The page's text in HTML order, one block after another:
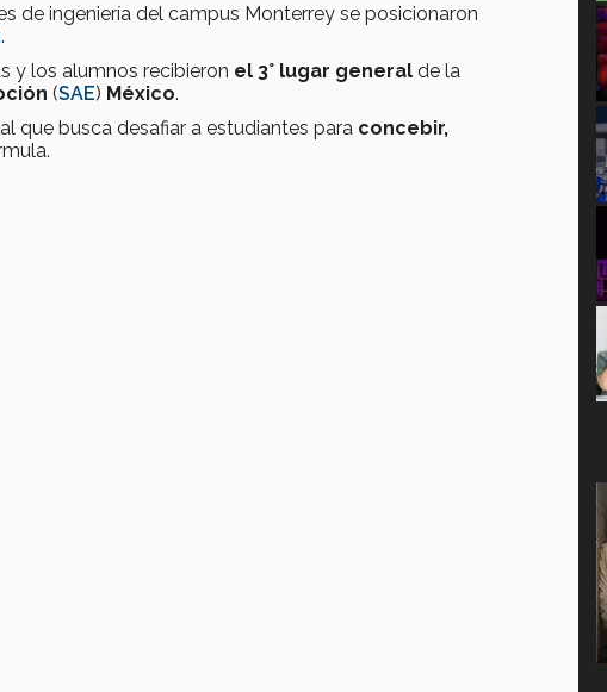
de ingeniería del campus Monterrey se posicionaron
.
y los alumnos recibieron el 3° lugar general de la
(SAE) México.
que busca desafiar a estudiantes para concebir,